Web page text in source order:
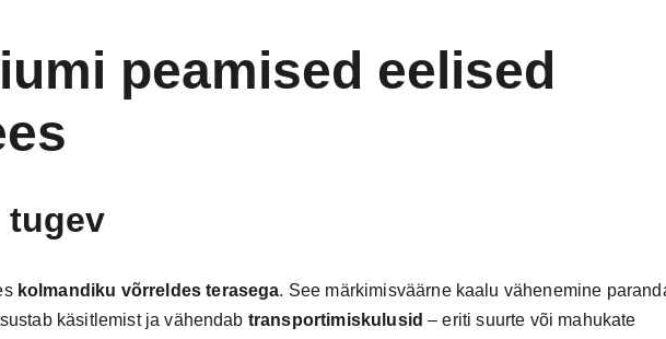
peamised eelised
tugev
kolmandiku võrreldes terasega. See märkimisväärne kaalu vähenemine
käsitlemist ja vähendab transportimiskulusid – eriti suurte või mahukate